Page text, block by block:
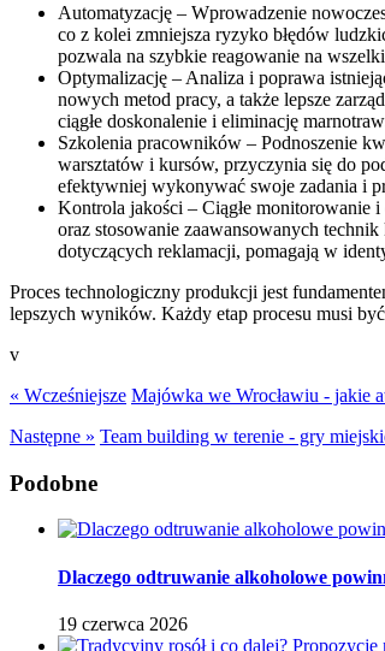
Automatyzację – Wprowadzenie
co z kolei zmniejsza ryzyko błędów
pozwala na szybkie reagowanie na
Optymalizację – Analiza i poprawa
nowych metod pracy, a także lepsze
ciągłe doskonalenie i eliminację
Szkolenia pracowników – Podnoszenie
warsztatów i kursów, przyczynia się do
efektywniej wykonywać swoje zadania i
Kontrola jakości – Ciągłe monitorowanie
oraz stosowanie zaawansowanych
dotyczących reklamacji, pomagają w
Proces technologiczny produkcji jest
lepszych wyników. Każdy etap procesu musi
v
« Wcześniejsze Majówka we Wrocławiu - jakie
Następne » Team building w terenie - gry
Podobne
Dlaczego odtruwanie alkoholowe
19 czerwca 2026